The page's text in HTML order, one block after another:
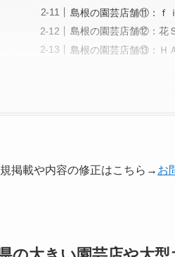
島根の園芸店舗⑪：ｆ
島根の園芸店舗⑫：花
島根の園芸店舗⑬：Ｈ
掲載や内容の修正はこちら→ お